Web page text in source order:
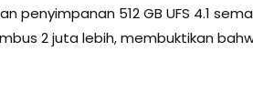
penyimpanan 512 GB UFS 4.1
2 juta lebih, membuktikan